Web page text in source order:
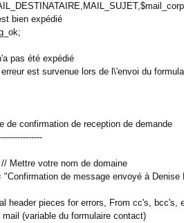
bien expédié
pas été expédié
est survenue lors de l\'envoi du
de confirmation de reception de demande
Mettre votre nom de domaine
"Confirmation de message envoyé à Denise
header pieces for errors, From cc's, bcc's,
(variable du formulaire contact)